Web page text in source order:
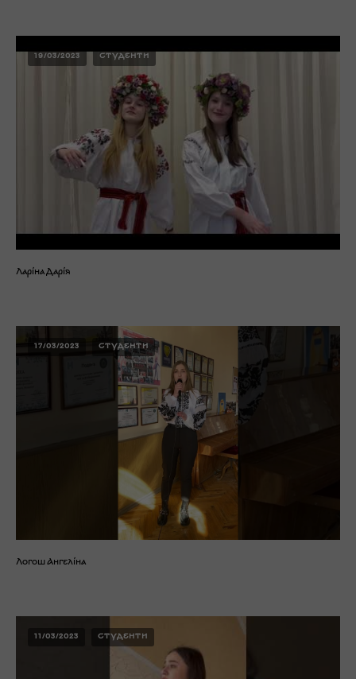
19/03/2023 СТУДЕНТИ
Ларіна Дарія
17/03/2023 СТУДЕНТИ
Логош Ангеліна
11/03/2023 СТУДЕНТИ